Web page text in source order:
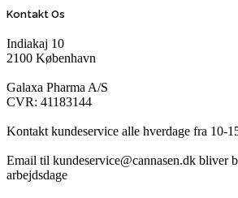
Kontakt Os
Indiakaj 10
2100 København
Galaxa Pharma A/S
CVR: 41183144
Kontakt kundeservice alle hverdage fra 10-
Email til kundeservice@cannasen.dk bliver
arbejdsdage